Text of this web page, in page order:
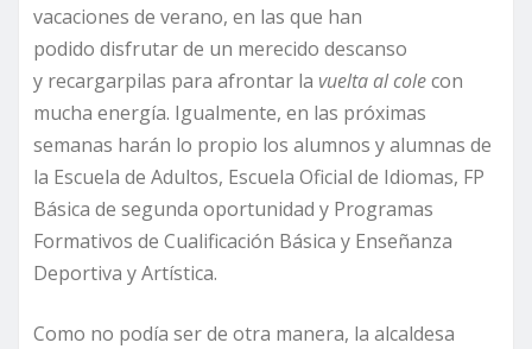
vacaciones de verano, en las que han
podido disfrutar de un merecido descanso
y recargarpilas para afrontar la vuelta al colecon
mucha energía. Igualmente, en las próximas
semanas harán lo propio los alumnos y alumnas de
la Escuela de Adultos, Escuela Oficial de Idiomas, FP
Básica de segunda oportunidad y Programas
Formativos de Cualificación Básica y Enseñanza
Deportiva y Artística.
Como no podía ser de otra manera, la alcaldesa